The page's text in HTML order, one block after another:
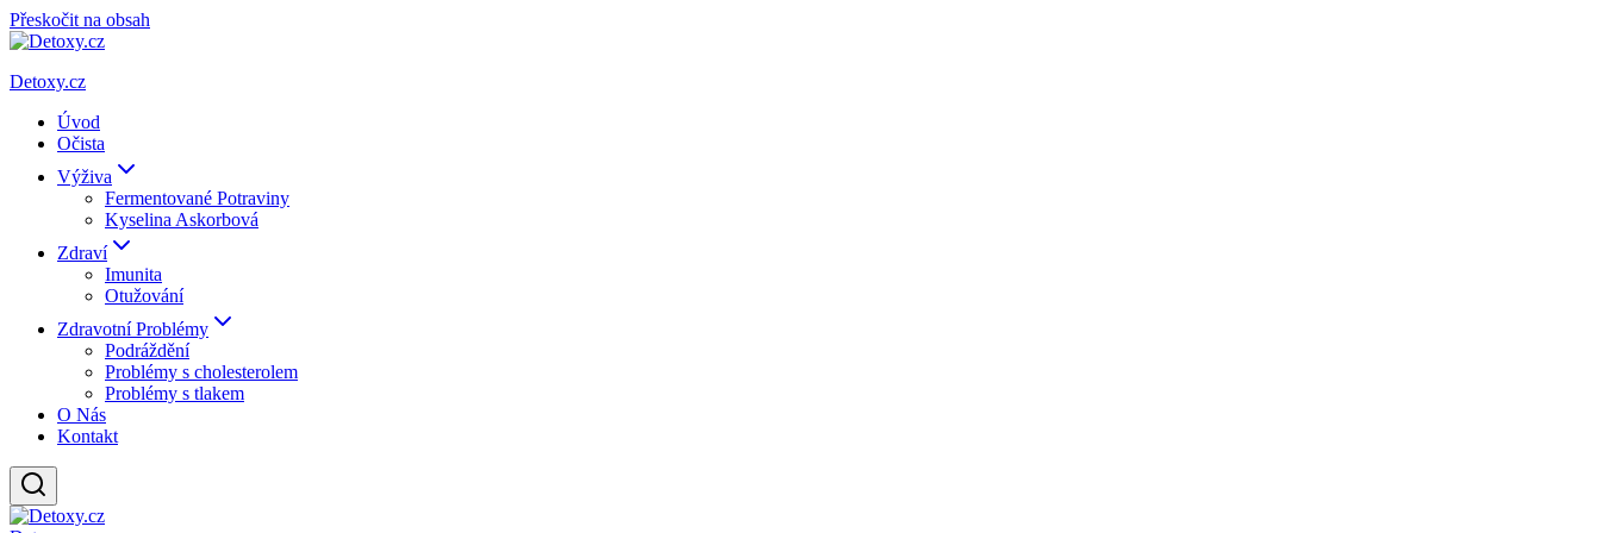
Přeskočit na obsah
Detoxy.cz
Úvod
Očista
Výživa
Fermentované Potraviny
Kyselina Askorbová
Zdraví
Imunita
Otužování
Zdravotní Problémy
Podráždění
Problémy s cholesterolem
Problémy s tlakem
O Nás
Kontakt